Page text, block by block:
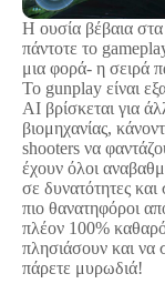
Η ουσία βέβαια στα
πάντοτε το
μια φορά- η σειρά
Το gunplay είναι
AI βρίσκεται για
βιομηχανίας,
shooters να
έχουν όλοι
σε δυνατότητες
πιο θανατηφόροι
πλέον 100%
πλησιάσουν και να
πάρετε μυρωδιά!